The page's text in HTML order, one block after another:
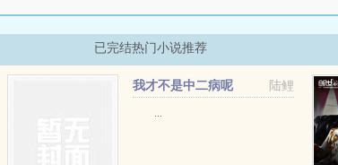
已完结热门小说推荐
陆鲤
我才不是中二病呢
...